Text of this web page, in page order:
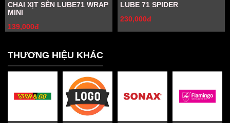
CHAI XỊT SÊN LUBE71 WRAP
MINI
139,000đ
LUBE 71 SPIDER
230,000đ
THƯƠNG HIỆU KHÁC